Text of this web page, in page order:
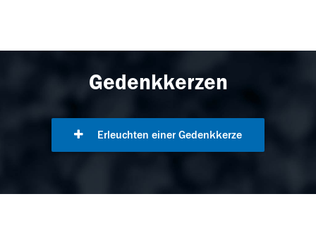
Gedenkkerzen
Erleuchten einer Gedenkkerze